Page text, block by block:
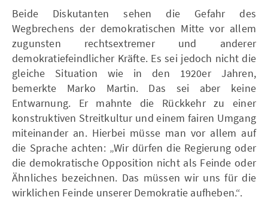
Beide Diskutanten sehen die Gefahr des
Wegbrechens der demokratischen Mitte vor allem
zugunsten rechtsextremer und anderer
demokratiefeindlicher Kräfte. Es sei jedoch nicht die
gleiche Situation wie in den 1920er Jahren,
bemerkte Marko Martin. Das sei aber keine
Entwarnung. Er mahnte die Rückkehr zu einer
konstruktiven Streitkultur und einem fairen Umgang
miteinander an. Hierbei müsse man vor allem auf
die Sprache achten: „Wir dürfen die Regierung oder
die demokratische Opposition nicht als Feinde oder
Ähnliches bezeichnen. Das müssen wir uns für die
wirklichen Feinde unserer Demokratie aufheben.“.